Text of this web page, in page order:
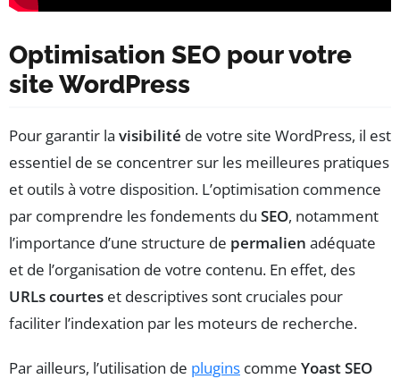
Optimisation SEO pour votre
site WordPress
Pour garantir la visibilité de votre site WordPress, il est
essentiel de se concentrer sur les meilleures pratiques
et outils à votre disposition. L’optimisation commence
par comprendre les fondements du SEO, notamment
l’importance d’une structure de permalien adéquate
et de l’organisation de votre contenu. En effet, des
URLs courtes et descriptives sont cruciales pour
faciliter l’indexation par les moteurs de recherche.
Par ailleurs, l’utilisation de plugins comme Yoast SEO